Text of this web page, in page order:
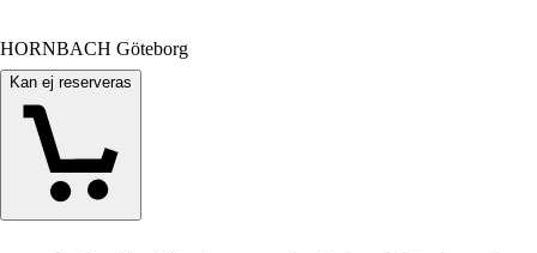
HORNBACH Göteborg
Kan ej reserveras